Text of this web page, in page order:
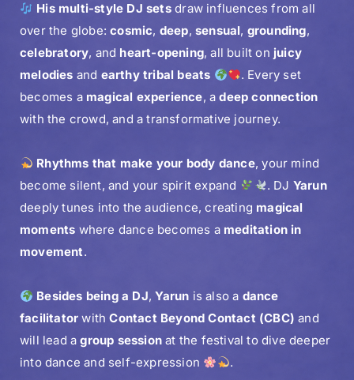
His multi-style DJ setsdraw influences from all
over the globe:cosmic, deep,sensual, grounding,
celebratory, and heart-opening, all built on juicy
melodies and earthy tribal beats
. Every set
becomes a magical experience, adeep connection
with the crowd, and a transformative journey.
Rhythms that make your body dance, your mind
become silent, and your spirit expand
. DJ Yarun
deeply tunes into the audience, creating magical
moments where dance becomes a meditation in
movement.
Besides being a DJ,Yarun is also a dance
facilitator withContact Beyond Contact (CBC) and
will lead agroup session at the festival to dive deeper
into dance and self-expression
.